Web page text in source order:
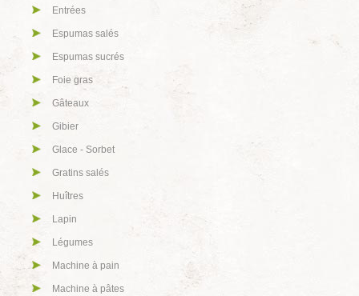
Entrées
Espumas salés
Espumas sucrés
Foie gras
Gâteaux
Gibier
Glace - Sorbet
Gratins salés
Huîtres
Lapin
Légumes
Machine à pain
Machine à pâtes